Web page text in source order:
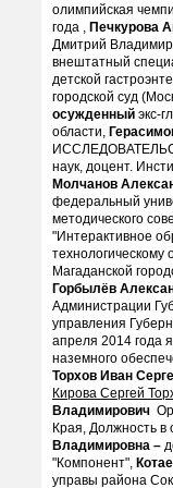
олимпийская
года , Печкурова
Дмитрий
внештатный
детской
городской суд
осужденный экс-
области,
наук, доцент.
Молчанов
федеральный
методического
"Интерактивное
технологическому
Магаданской
Горбылёв
Администрации
управления
апреля 2014 года
наземного
Торхов Иван
Кирова Сергей
Владимирович
Края, Должность в
Владимировна –
"Компонент",
управы района